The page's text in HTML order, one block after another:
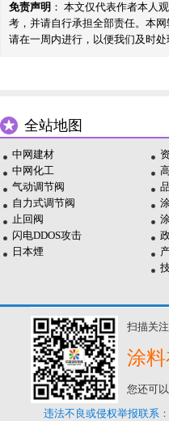
免责声明 ： 本文仅代表作者本人
考，并请自行承担全部责任。本
请在一周内进行，以便我们及时
全站地图
中网建材
中网化工
气动调节阀
自力式调节阀
止回阀
闪电DDOS攻击
日本煙
扫描关
涂
您还可
违法不良或侵权举报联系